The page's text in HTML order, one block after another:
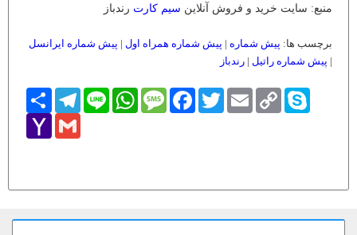
منبع: سایت خرید و فروش آنلاین سیم کارت رندباز
برچسب ها: پیش شماره | پیش شماره همراه اول | پیش شماره ایرانسل
| پیش شماره راتیل | رندباز
اشتراکTelegram Line
WhatsAppMessageFacebookTwitter Email
Copy
Link
Skype
Yahoo
Mail
Gmail